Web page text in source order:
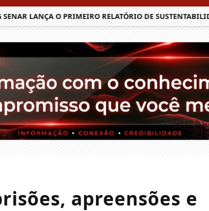
LANÇA O PRIMEIRO RELATÓRIO DE SUSTENTABILIDADE
apreensões e